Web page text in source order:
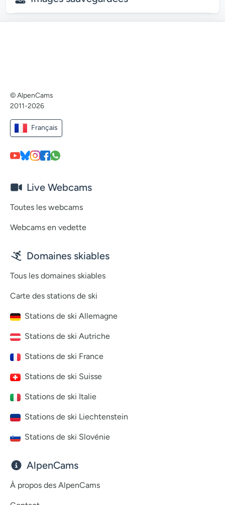
© AlpenCams
2011-2026
Français
Live Webcams
Toutes les webcams
Webcams en vedette
Domaines skiables
Tous les domaines skiables
Carte des stations de ski
Stations de ski Allemagne
Stations de ski Autriche
Stations de ski France
Stations de ski Suisse
Stations de ski Italie
Stations de ski Liechtenstein
Stations de ski Slovénie
AlpenCams
À propos des AlpenCams